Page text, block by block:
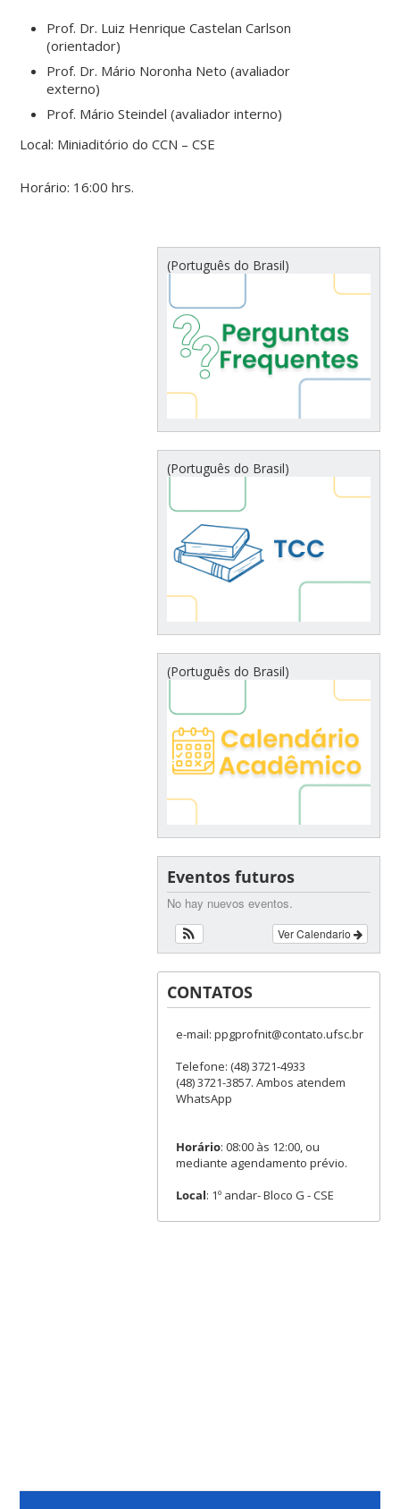
Prof. Dr. Luiz Henrique Castelan Carlson
(orientador)
Prof. Dr. Mário Noronha Neto (avaliador
externo)
Prof. Mário Steindel (avaliador interno)
Local: Miniaditório do CCN – CSE
Horário: 16:00 hrs.
(Português do Brasil)
(Português do Brasil)
(Português do Brasil)
Eventos futuros
No hay nuevos eventos.
Ver Calendario
CONTATOS
e-mail: ppgprofnit@contato.ufsc.br
Telefone: (48) 3721-4933
(48) 3721-3857. Ambos atendem
WhatsApp
Horário: 08:00 às 12:00, ou
mediante agendamento prévio.
Local: 1º andar- Bloco G - CSE